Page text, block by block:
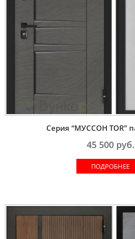
Серия “МУССОН TOR”
45 500руб.
ПОДРОБНЕЕ